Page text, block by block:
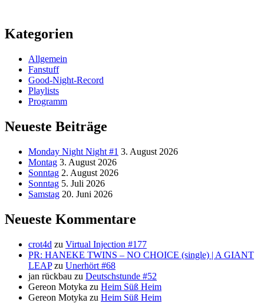
Kategorien
Allgemein
Fanstuff
Good-Night-Record
Playlists
Programm
Neueste Beiträge
Monday Night Night #1 3. August 2026
Montag 3. August 2026
Sonntag 2. August 2026
Sonntag 5. Juli 2026
Samstag 20. Juni 2026
Neueste Kommentare
crot4d zu Virtual Injection #177
PR: HANEKE TWINS – NO CHOICE (single) | A GIANT
LEAPzu Unerhört #68
jan rückbau zu Deutschstunde #52
Gereon Motyka zu Heim Süß Heim
Gereon Motyka zu Heim Süß Heim